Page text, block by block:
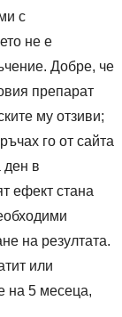
с
не е
Добре, че
препарат
му отзиви;
го от сайта
ден в
ефект стана
на резултата.
или
на 5 месеца,